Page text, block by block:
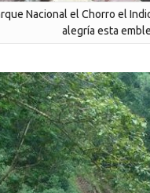
Nacional el Chorro el
alegría esta